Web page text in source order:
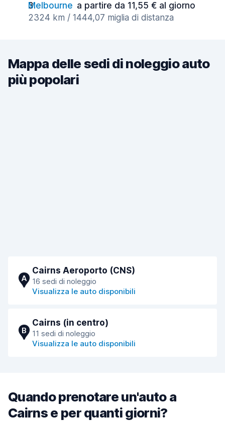
Melbourne a partire da 11,55 € al giorno
2324 km / 1444,07 miglia di distanza
Mappa delle sedi di noleggio auto
più popolari
A
Cairns Aeroporto (CNS)
16 sedi di noleggio
Visualizza le auto disponibili
B
Cairns (in centro)
11 sedi di noleggio
Visualizza le auto disponibili
Quando prenotare un'auto a
Cairns e per quanti giorni?